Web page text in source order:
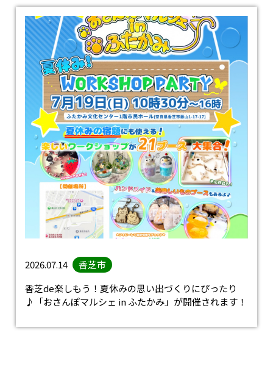
2026.07.14
香芝市
香芝de楽しもう！夏休みの思い出づくりにぴったり
♪「おさんぽマルシェ in ふたかみ」が開催されます！